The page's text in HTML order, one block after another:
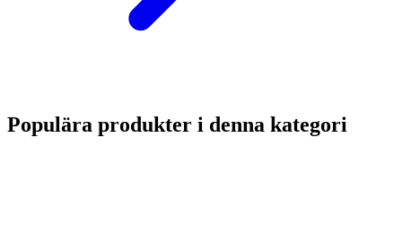
Populära produkter i denna kategori